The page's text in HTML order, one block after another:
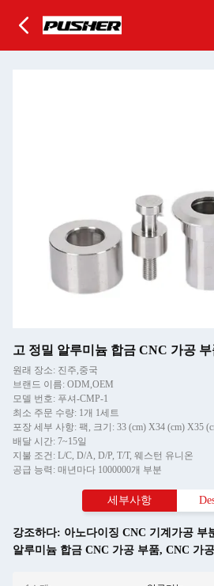
고 정밀 알루미늄 합금 CNC 가공
원래 장소: 진주,중국
브랜드 이름: ODM,OEM
모델 번호: 푸셔-CMP-1
최소 주문 수량: 1개 1세트
포장 세부 사항: 팩, 크기: 33 (cm) X34 (cm) X35
배달 시간: 7~15일
지불 조건: L/C, D/A, D/P, T/T, 웨스턴 유니온
공급 능력: 매년마다 1000000개 부분
세부사항
강조하다: 아노다이징 CNC 기계가공 부
알루미늄 합금 CNC 가공 부품, CNC 가